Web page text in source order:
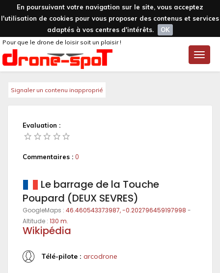
En poursuivant votre navigation sur le site, vous acceptez
l'utilisation de cookies pour vous proposer des contenus et services
adaptés à vos centres d'intérêts.
OK
Toggle
Pour que le drone de loisir soit un plaisir !
Signaler un contenu inapproprié
Evaluation :
Commentaires : 0
Le barrage de la Touche
Poupard (DEUX SEVRES)
GoogleMaps : 46.460543373987, -0.202796459197998 -
Altitude : 130 m.
Wikipédia
Télé-pilote : arcodrone